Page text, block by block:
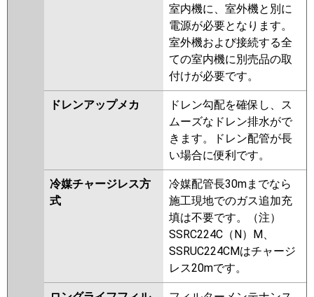
室内機に、室外機と別に
電源が必要となります。
室外機および接続する全
ての室内機に別売品の取
付けが必要です。
ドレンアップメカ
ドレン勾配を確保し、ス
ムーズなドレン排水がで
きます。ドレン配管が長
い場合に便利です。
冷媒チャージレス方
式
冷媒配管長30mまでなら
施工現地でのガス追加充
填は不要です。（注）
SSRC224C（N）M、
SSRUC224CMはチャージ
レス20mです。